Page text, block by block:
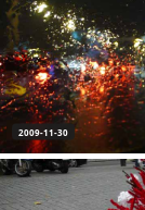
2009-11-30